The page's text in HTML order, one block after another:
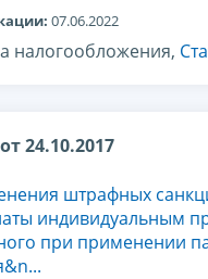
07.06.2022
налогообложения,
24.10.2017
штрафных
индивидуальным
при применении